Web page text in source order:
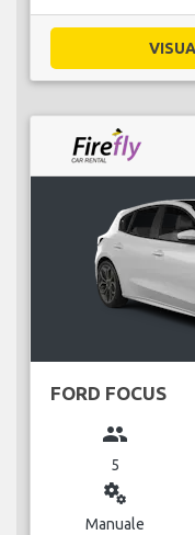
FORD FOCUS
group
5
miscellaneous_services
Manuale